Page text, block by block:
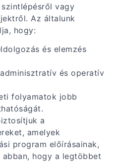
vagy
Az általunk
hogy:
és elemzés
és operatív
folyamatok jobb
a
amelyek
program előírásainak,
hogy a legtöbbet